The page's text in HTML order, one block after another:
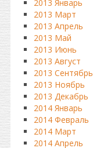
2013 Январь
2013 Март
2013 Апрель
2013 Май
2013 Июнь
2013 Август
2013 Сентябрь
2013 Ноябрь
2013 Декабрь
2014 Январь
2014 Февраль
2014 Март
2014 Апрель